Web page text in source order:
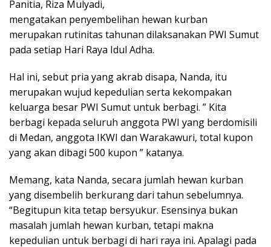
Panitia, Riza Mulyadi,
mengatakan penyembelihan hewan kurban
merupakan rutinitas tahunan dilaksanakan PWI Sumut
pada setiap Hari Raya Idul Adha.
Hal ini, sebut pria yang akrab disapa, Nanda, itu
merupakan wujud kepedulian serta kekompakan
keluarga besar PWI Sumut untuk berbagi. ” Kita
berbagi kepada seluruh anggota PWI yang berdomisili
di Medan, anggota IKWI dan Warakawuri, total kupon
yang akan dibagi 500 kupon ” katanya.
Memang, kata Nanda, secara jumlah hewan kurban
yang disembelih berkurang dari tahun sebelumnya.
“Begitupun kita tetap bersyukur. Esensinya bukan
masalah jumlah hewan kurban, tetapi makna
kepedulian untuk berbagi di hari raya ini. Apalagi pada